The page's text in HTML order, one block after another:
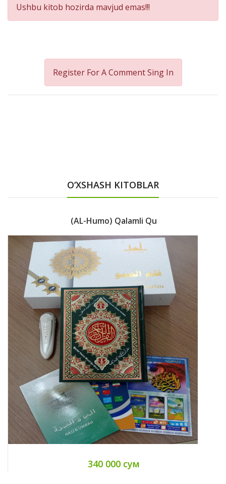
Ushbu kitob hozirda mavjud emas!!!
Register For A CommentSing In
O‘XSHASH KITOBLAR
(AL-Humo) Qalamli Qu
340 000 сум